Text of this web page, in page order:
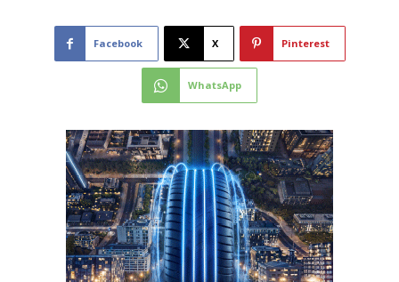
Facebook X Pinterest
WhatsApp